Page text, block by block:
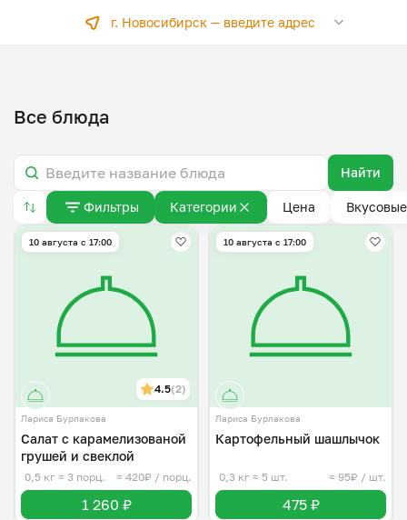
г. Новосибирск —введите адрес
Все блюда
Найти
Фильтры Категории Цена
10 августа с 17:00
4.5(2)
Лариса Бурлакова
Салат с карамелизованой
грушей и свеклой
0,5 кг ≈ 3 порц. ≈ 420₽ / порц.
1 260 ₽
10 августа с 17:00
Лариса Бурлакова
Картофельный шашлычок
0,3 кг ≈ 5 шт. ≈ 95₽ / шт.
475 ₽